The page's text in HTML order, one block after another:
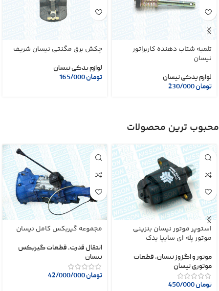
تلمبه شتاب دهنده کاربراتور
نیسان
لوازم یدکی نیسان
تومان
چکش برق مگنتی نیسان شریف
لوازم یدکی نیسان
تومان
محبوب ترین محصولات
استوپر موتور نیسان بنزینی
موتور پله ای سایپا یدک
موتور و اگزوز نیسان, قطعات
موتوری نیسان
تومان
مجموعه گیربکس کامل نیسان
انتقال قدرت, قطعات گیربکس
نیسان
تومان